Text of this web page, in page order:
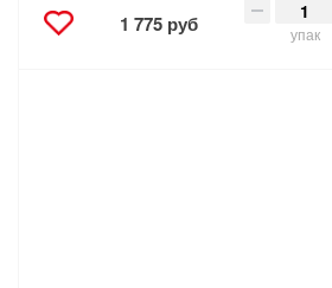
1 775 руб упак